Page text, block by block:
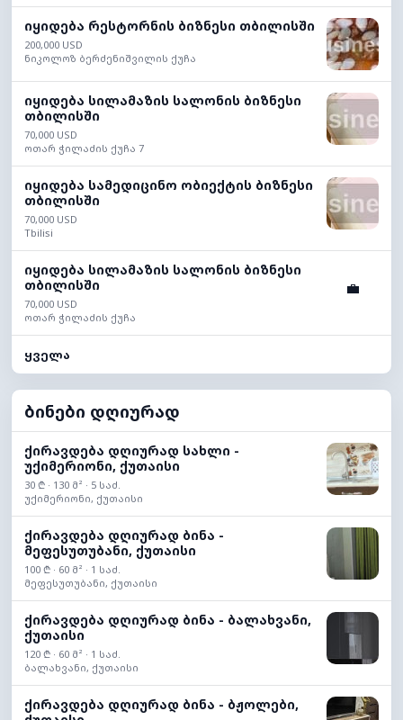
იყიდება რესტორნის ბიზნესი თბილისში
200,000 USD
ნიკოლოზ ბერძენიშვილის ქუჩა
იყიდება სილამაზის სალონის ბიზნესი
თბილისში
70,000 USD
ოთარ ჭილაძის ქუჩა 7
იყიდება სამედიცინო ობიექტის ბიზნესი
თბილისში
70,000 USD
Tbilisi
იყიდება სილამაზის სალონის ბიზნესი
თბილისში
70,000 USD
ოთარ ჭილაძის ქუჩა
💼
ყველა
ბინები დღიურად
ქირავდება დღიურად სახლი -
უქიმერიონი, ქუთაისი
30 ₾ · 130 მ² · 5 საძ.
უქიმერიონი, ქუთაისი
ქირავდება დღიურად ბინა -
მეფესუთუბანი, ქუთაისი
100 ₾ · 60 მ² · 1 საძ.
მეფესუთუბანი, ქუთაისი
ქირავდება დღიურად ბინა - ბალახვანი,
ქუთაისი
120 ₾ · 60 მ² · 1 საძ.
ბალახვანი, ქუთაისი
ქირავდება დღიურად ბინა - ბჟოლები,